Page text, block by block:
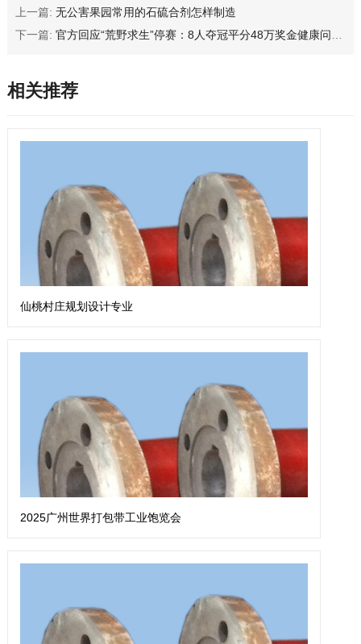
上一篇: 无公害果园常用的石硫合剂怎样制造
下一篇: 官方回应“荒野求生”停赛：8人夺冠平分48万奖金健康问题景区负责治疗本人及直系亲属终身免费游七星山
相关推荐
仙桃村庄规划设计专业
2025广州世界打包带工业饱览会